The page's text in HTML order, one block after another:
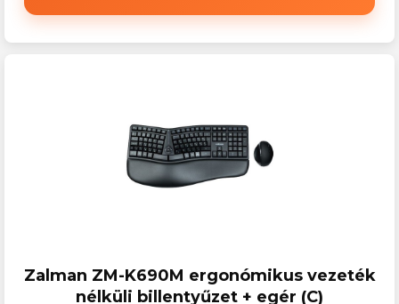
Zalman ZM-K690M ergonómikus vezeték
nélküli billentyűzet + egér (C)